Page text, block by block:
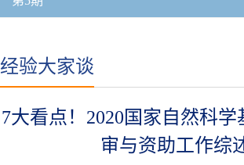
经验大家谈
7大看点！2020国家自然科
审与资助工作综